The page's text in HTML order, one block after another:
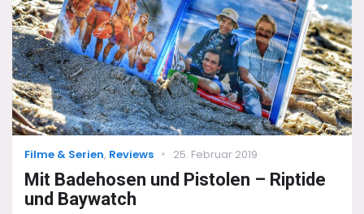
Categories
Filme & Serien, Reviews
Posted
25. Februar 2019
Mit Badehosen und Pistolen – Riptide
und Baywatch